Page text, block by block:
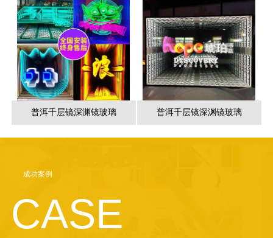
普洱千层镜深渊镜玻璃 普洱千层镜深渊镜玻璃
成功案例
CASE